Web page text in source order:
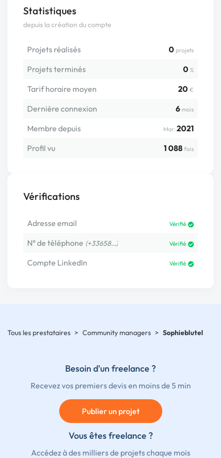
Statistiques
depuis la création du compte
Projets réalisés 0 projets
Projets terminés 0 %
Tarif horaire moyen 20 €
Dernière connexion 6 mois
Membre depuis Mar. 2021
Profil vu
1 088 fois
Vérifications
Adresse email Vérifié
N° de téléphone (+33658…) Vérifié
Compte LinkedIn Vérifié
Tous les prestataires > Community managers > Sophieblutel
Besoin d'un freelance ?
Recevez vos premiers devis en moins de 5 min
Publier un projet
Vous êtes freelance ?
Accédez à des milliers de projets chaque mois